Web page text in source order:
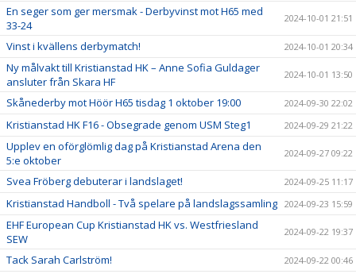
En seger som ger mersmak - Derbyvinst mot H65 med
33-24
2024-10-01 21:51
Vinst i kvällens derbymatch! 2024-10-01 20:34
Ny målvakt till Kristianstad HK – Anne Sofia Guldager
ansluter från Skara HF
2024-10-01 13:50
Skånederby mot Höör H65 tisdag 1 oktober 19:00 2024-09-30 22:02
Kristianstad HK F16 - Obsegrade genom USM Steg1 2024-09-29 21:22
Upplev en oförglömlig dag på Kristianstad Arena den
5:e oktober
2024-09-27 09:22
Svea Fröberg debuterar i landslaget! 2024-09-25 11:17
Kristianstad Handboll - Två spelare på landslagssamling 2024-09-23 15:59
EHF European Cup Kristianstad HK vs. Westfriesland
SEW
2024-09-22 19:37
Tack Sarah Carlström! 2024-09-22 00:46